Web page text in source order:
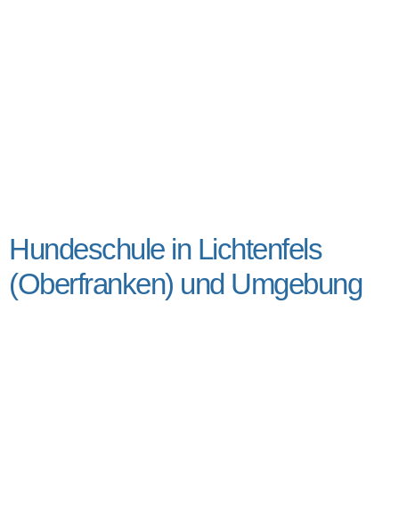
Hundeschule in Lichtenfels
(Oberfranken) und Umgebung